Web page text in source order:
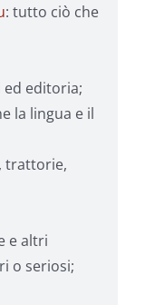
: tutto ciò che
ed editoria;
la lingua e il
trattorie,
e altri
o seriosi;